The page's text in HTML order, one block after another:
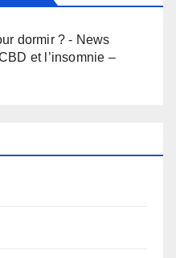
dormir ? - News
et l’insomnie –